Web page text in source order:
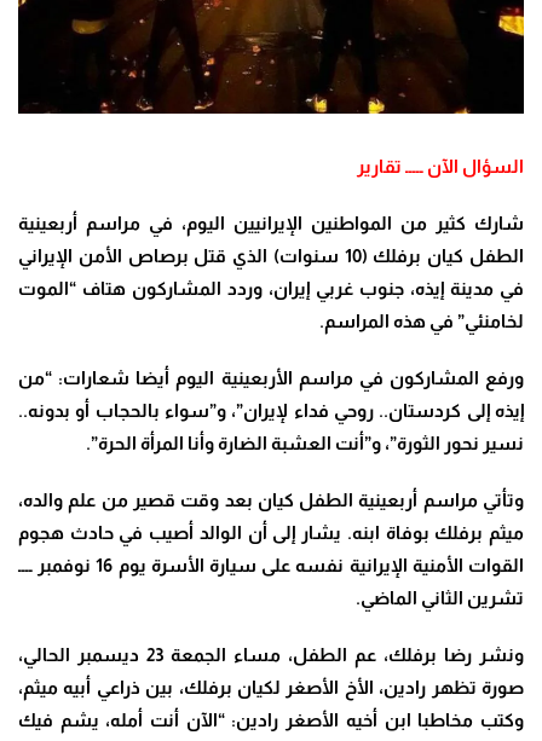
السؤال الآن ـــــ تقارير
شارك كثير من المواطنين الإيرانيين اليوم، في مراسم أربعينية
الطفل كيان برفلك (10 سنوات) الذي قتل برصاص الأمن الإيراني
في مدينة إيذه، جنوب غربي إيران، وردد المشاركون هتاف “الموت
لخامنئي” في هذه المراسم.
ورفع المشاركون في مراسم الأربعينية اليوم أيضا شعارات: “من
إيذه إلى كردستان.. روحي فداء لإيران”، و”سواء بالحجاب أو بدونه..
نسير نحور الثورة”، و”أنت العشبة الضارة وأنا المرأة الحرة”.
وتأتي مراسم أربعينية الطفل كيان بعد وقت قصير من علم والده،
ميثم برفلك بوفاة ابنه. يشار إلى أن الوالد أصيب في حادث هجوم
القوات الأمنية الإيرانية نفسه على سيارة الأسرة يوم 16 نوفمبر ــــ
تشرين الثاني الماضي.
ونشر رضا برفلك، عم الطفل، مساء الجمعة 23 ديسمبر الحالي،
صورة تظهر رادين، الأخ الأصغر لكيان برفلك، بين ذراعي أبيه ميثم،
وكتب مخاطبا ابن أخيه الأصغر رادين: “الآن أنت أمله، يشم فيك